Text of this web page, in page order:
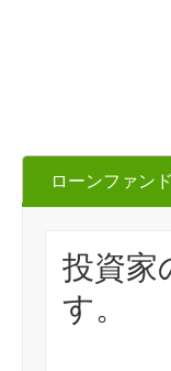
ローンファン
投資家
す。